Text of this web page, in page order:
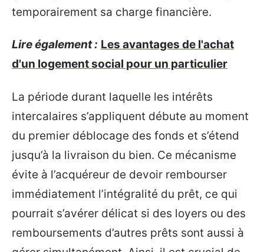
temporairement sa charge financière.
Lire également : Les avantages de l'achat
d'un logement social pour un particulier
La période durant laquelle les intérêts
intercalaires s’appliquent débute au moment
du premier déblocage des fonds et s’étend
jusqu’à la livraison du bien. Ce mécanisme
évite à l’acquéreur de devoir rembourser
immédiatement l’intégralité du prêt, ce qui
pourrait s’avérer délicat si des loyers ou des
remboursements d’autres prêts sont aussi à